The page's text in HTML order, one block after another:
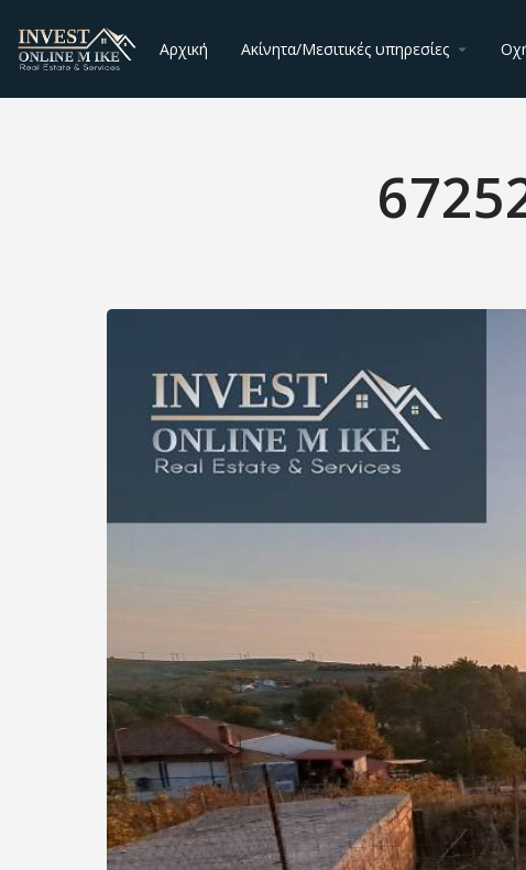
Αρχική Ακίνητα/Μεσιτικές υπηρεσίες